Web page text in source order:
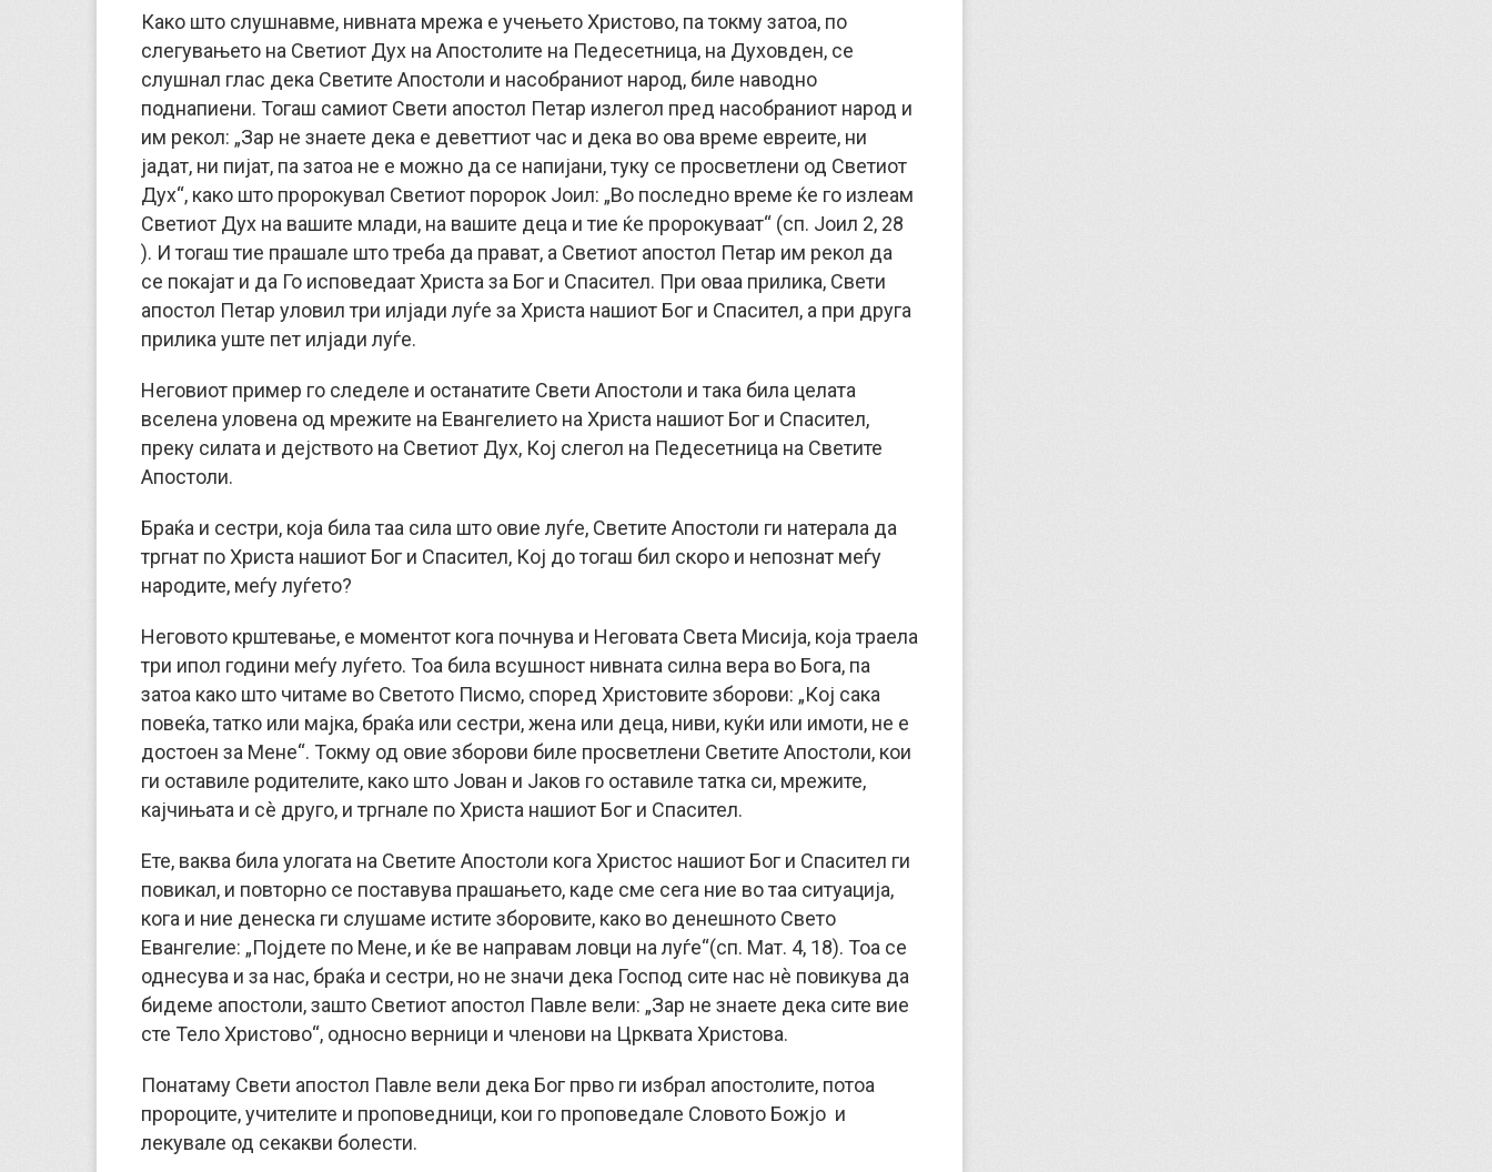
Како што слушнавме, нивната мрежа е учењето Христово, па токму затоа, по
слегувањето на Светиот Дух на Апостолите на Педесетница, на Духовден, се
слушнал глас дека Светите Апостоли и насобраниот народ, биле наводно
поднапиени. Тогаш самиот Свети апостол Петар излегол пред насобраниот народ и
им рекол: „Зар не знаете дека е деветтиот час и дека во ова време евреите, ни
јадат, ни пијат, па затоа не е можно да се напијани, туку се просветлени од Светиот
Дух“, како што пророкувал Светиот поророк Јоил: „Во последно време ќе го излеам
Светиот Дух на вашите млади, на вашите деца и тие ќе пророкуваат“ (сп. Јоил 2, 28
). И тогаш тие прашале што треба да прават, а Светиот апостол Петар им рекол да
се покајат и да Го исповедаат Христа за Бог и Спасител. При оваа прилика, Свети
апостол Петар уловил три илјади луѓе за Христа нашиот Бог и Спасител, а при друга
прилика уште пет илјади луѓе.
Неговиот пример го следеле и останатите Свети Апостоли и така била целата
вселена уловена од мрежите на Евангелието на Христа нашиот Бог и Спасител,
преку силата и дејството на Светиот Дух, Кој слегол на Педесетница на Светите
Апостоли.
Браќа и сестри, која била таа сила што овие луѓе, Светите Апостоли ги натерала да
тргнат по Христа нашиот Бог и Спасител, Кој до тогаш бил скоро и непознат меѓу
народите, меѓу луѓето?
Неговото крштевање, е моментот кога почнува и Неговата Света Мисија, која траела
три ипол години меѓу луѓето. Тоа била всушност нивната силна вера во Бога, па
затоа како што читаме во Светото Писмо, според Христовите зборови: „Кој сака
повеќа, татко или мајка, браќа или сестри, жена или деца, ниви, куќи или имоти, не е
достоен за Мене“. Токму од овие зборови биле просветлени Светите Апостоли, кои
ги оставиле родителите, како што Јован и Јаков го оставиле татка си, мрежите,
кајчињата и сè друго, и тргнале по Христа нашиот Бог и Спасител.
Ете, ваква била улогата на Светите Апостоли кога Христос нашиот Бог и Спасител ги
повикал, и повторно се поставува прашањето, каде сме сега ние во таа ситуација,
кога и ние денеска ги слушаме истите зборовите, како во денешното Свето
Евангелие: „Појдете по Мене, и ќе ве направам ловци на луѓе“(сп. Мат. 4, 18). Тоа се
однесува и за нас, браќа и сестри, но не значи дека Господ сите нас нè повикува да
бидеме апостоли, зашто Светиот апостол Павле вели: „Зар не знаете дека сите вие
сте Тело Христово“, односно верници и членови на Црквата Христова.
Понатаму Свети апостол Павле вели дека Бог прво ги избрал апостолите, потоа
пророците, учителите и проповедници, кои го проповедале Словото Божјо и
лекувале од секакви болести.